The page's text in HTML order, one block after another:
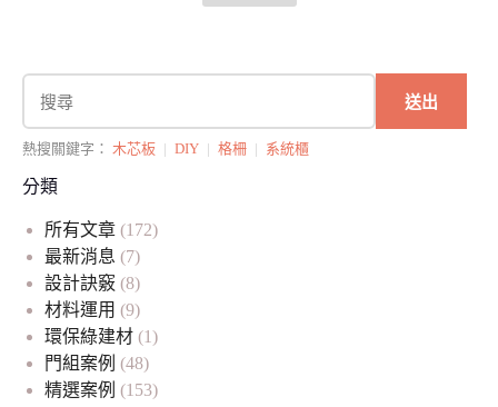
送出
熱搜關鍵字： 木芯板 | DIY | 格柵 | 系統櫃
分類
所有文章 (172)
最新消息 (7)
設計訣竅 (8)
材料運用 (9)
環保綠建材 (1)
門組案例 (48)
精選案例 (153)